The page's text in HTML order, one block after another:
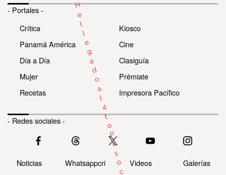
H
e
l
l
e
g
a
d
o
a
l
4
t
o
P
i
s
o
c
- Portales -
Crítica
Panamá América
Día a Día
Mujer
Recetas
Kiosco
Cine
Clasiguía
Prémiate
Impresora Pacífico
- Redes sociales -
Noticias Whatsappcri Videos Galerías